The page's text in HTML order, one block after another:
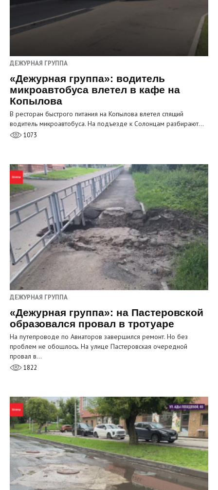
ДЕЖУРНАЯ ГРУППА
«Дежурная группа»: водитель
микроавтобуса влетел в кафе на
Копылова
В ресторан быстрого питания на Копылова влетел спящий
водитель микроавтобуса. На подъезде к Солонцам разбирают…
1073
ДЕЖУРНАЯ ГРУППА
«Дежурная группа»: на Пастеровской
образовался провал в тротуаре
На путепроводе по Авиаторов завершился ремонт. Но без
проблем не обошлось. На улице Пастеровская очередной
провал в…
1822